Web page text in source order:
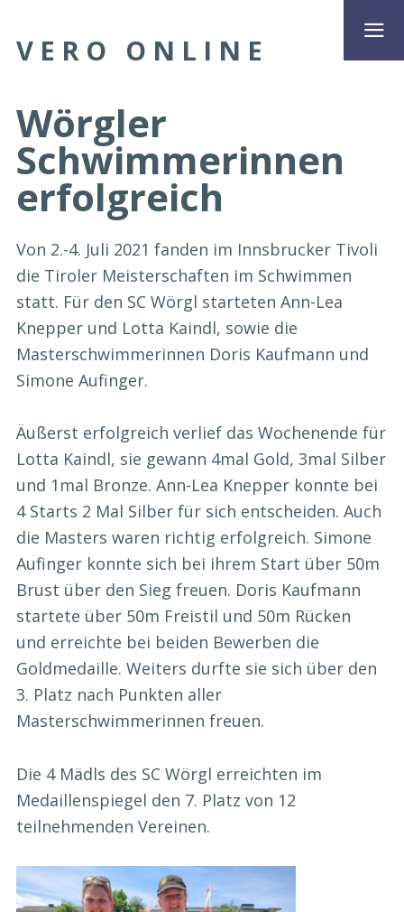
VERO ONLINE
Wörgler
Schwimmerinnen
erfolgreich
Von 2.-4. Juli 2021 fanden im Innsbrucker Tivoli
die Tiroler Meisterschaften im Schwimmen
statt. Für den SC Wörgl starteten Ann-Lea
Knepper und Lotta Kaindl, sowie die
Masterschwimmerinnen Doris Kaufmann und
Simone Aufinger.
Äußerst erfolgreich verlief das Wochenende für
Lotta Kaindl, sie gewann 4mal Gold, 3mal Silber
und 1mal Bronze. Ann-Lea Knepper konnte bei
4 Starts 2 Mal Silber für sich entscheiden. Auch
die Masters waren richtig erfolgreich. Simone
Aufinger konnte sich bei ihrem Start über 50m
Brust über den Sieg freuen. Doris Kaufmann
startete über 50m Freistil und 50m Rücken
und erreichte bei beiden Bewerben die
Goldmedaille. Weiters durfte sie sich über den
3. Platz nach Punkten aller
Masterschwimmerinnen freuen.
Die 4 Mädls des SC Wörgl erreichten im
Medaillenspiegel den 7. Platz von 12
teilnehmenden Vereinen.